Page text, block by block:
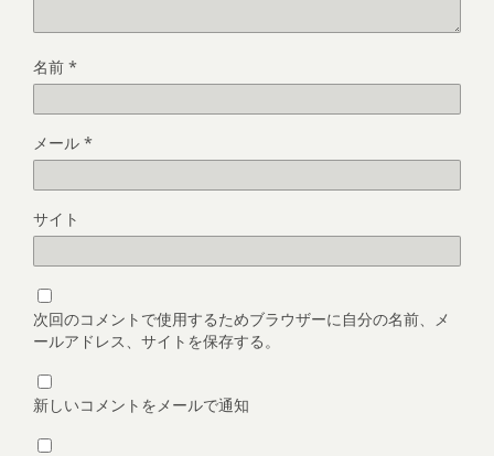
名前 *
メール *
サイト
次回のコメントで使用するためブラウザーに自分の名前、メ
ールアドレス、サイトを保存する。
新しいコメントをメールで通知